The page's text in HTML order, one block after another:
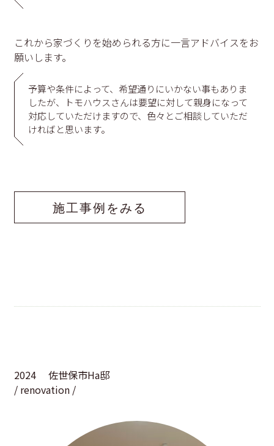
これから家づくりを始められる方に一言アドバイスをお
願いします。
予算や条件によって、希望通りにいかない事もありま
したが、トモハウスさんは要望に対して親身になって
対応していただけますので、色々とご相談していただ
ければと思います。
施工事例をみる
2024
佐世保市Ha邸
/ renovation /